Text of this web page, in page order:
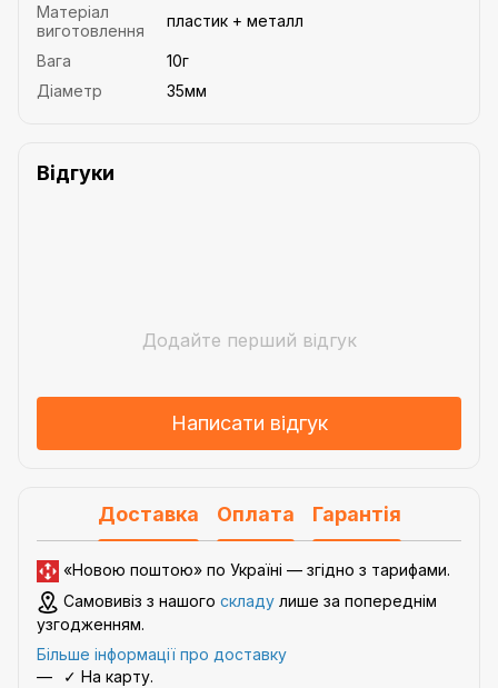
Матеріал
виготовлення
пластик + металл
Вага
10г
Діаметр
35мм
Відгуки
Додайте перший відгук
Написати відгук
Доставка Оплата Гарантія
«Новою поштою» по Україні — згідно з тарифами.
Самовивіз з нашого складу лише за попереднім
узгодженням.
Більше інформації про доставку
✓ На карту.